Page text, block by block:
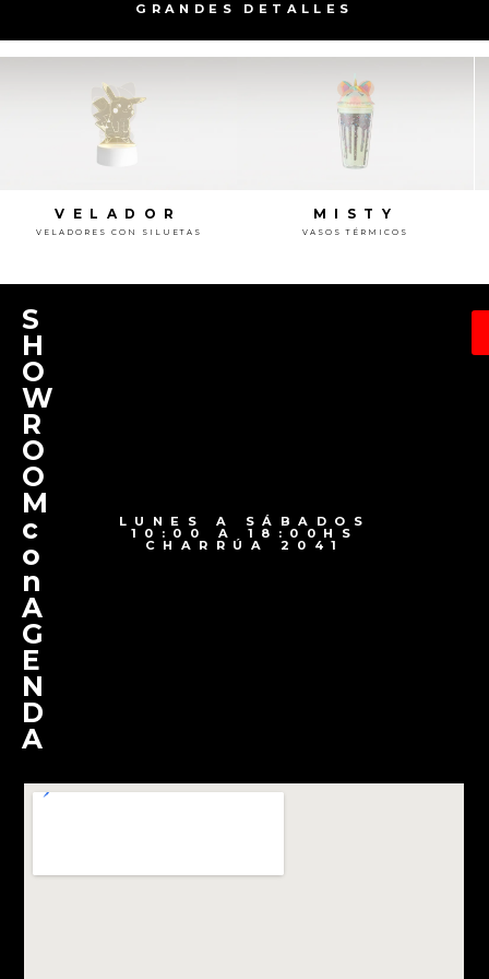
GRANDES DETALLES
VELADOR
VELADORES CON SILUETAS
ver más!
MISTY
VASOS TÉRMICOS
S
H
O
W
R
O
O
M
c
o
n
A
G
E
N
D
A
LUNES A SÁBADOS
10:00 A 18:00HS
CHARRÚA 2041